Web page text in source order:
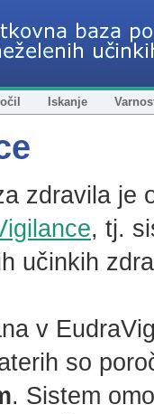
Iskanje
zdravila je
, tj.
učinkih
v
so
. Sistem